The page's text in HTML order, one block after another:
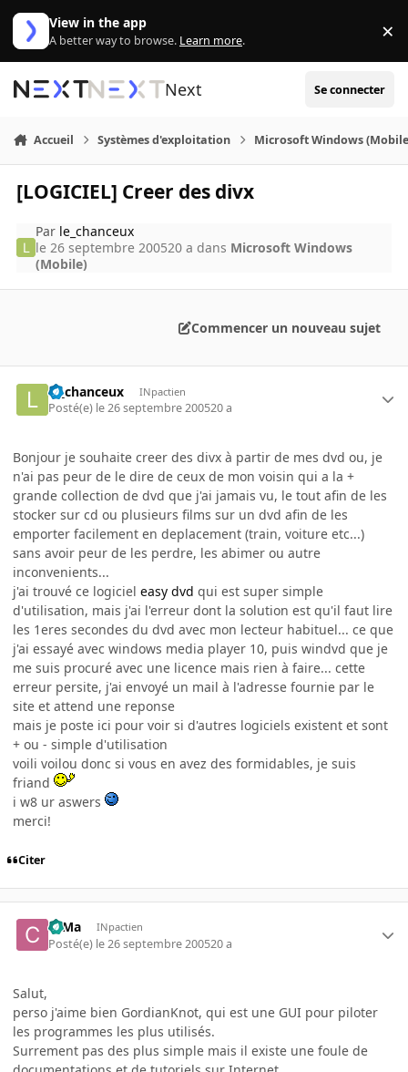
Aller au contenu
View in the app
A better way to browse. Learn more. ×
Next Se connecter
Accueil Systèmes d'exploitation Microsoft Windows
[LOGICIEL] Creer des divx
Par le_chanceux
le 26 septembre 200520 a dans Microsoft Windows
(Mobile)
Commencer un nouveau sujet
le_chanceux INpactien
Posté(e) le 26 septembre 200520 a
Bonjour je souhaite creer des divx à partir de mes dvd ou, je
n'ai pas peur de le dire de ceux de mon voisin qui a la +
grande collection de dvd que j'ai jamais vu, le tout afin de les
stocker sur cd ou plusieurs films sur un dvd afin de les
emporter facilement en deplacement (train, voiture etc...)
sans avoir peur de les perdre, les abimer ou autre
inconvenients...
j'ai trouvé ce logiciel easy dvd qui est super simple
d'utilisation, mais j'ai l'erreur dont la solution est qu'il faut lire
les 1eres secondes du dvd avec mon lecteur habituel... ce que
j'ai essayé avec windows media player 10, puis windvd que je
me suis procuré avec une licence mais rien à faire... cette
erreur persite, j'ai envoyé un mail à l'adresse fournie par le
site et attend une reponse
mais je poste ici pour voir si d'autres logiciels existent et sont
+ ou - simple d'utilisation
voili voilou donc si vous en avez des formidables, je suis
friand
i w8 ur aswers
merci!
Citer
c0Ma INpactien
Posté(e) le 26 septembre 200520 a
Salut,
perso j'aime bien GordianKnot, qui est une GUI pour piloter
les programmes les plus utilisés.
Surrement pas des plus simple mais il existe une foule de